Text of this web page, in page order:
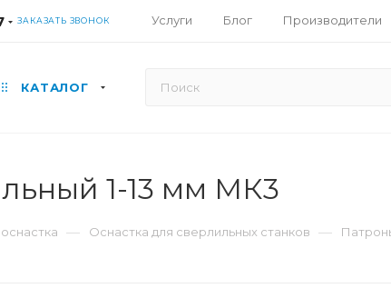
ЗАКАЗАТЬ ЗВОНОК Услуги Блог Производители
КАТАЛОГ
1-13 мм МК3
— Оснастка для сверлильных станков —